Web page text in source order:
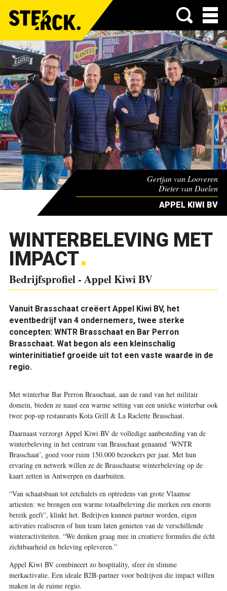
Menu
Gertjan van Looveren
Dieter van Daelen
Tijs Baum
Tom Vercammen
APPEL KIWI BV
WINTERBELEVING MET
IMPACT
Bedrijfsprofiel - Appel Kiwi BV
Vanuit Brasschaat creëert Appel Kiwi BV, het
eventbedrijf van 4 ondernemers, twee sterke
concepten: WNTR Brasschaat en Bar Perron
Brasschaat. Wat begon als een kleinschalig
winterinitiatief groeide uit tot een vaste waarde in de
regio.
Met winterbar Bar Perron Brasschaat, aan de rand van het militair
domein, bieden ze naast een warme setting van een unieke winterbar ook
twee pop-up restaurants Kota Grill & La Raclette Brasschaat.
Daarnaast verzorgt Appel Kiwi BV de volledige aanbesteding van de
winterbeleving in het centrum van Brasschaat genaamd ‘WNTR
Brasschaat’, goed voor ruim 150.000 bezoekers per jaar. Met hun
ervaring en netwerk willen ze de Brasschaatse winterbeleving op de
kaart zetten in Antwerpen en daarbuiten.
“Van schaatsbaan tot eetchalets en optredens van grote Vlaamse
artiesten: we brengen een warme totaalbeleving die merken een enorm
bereik geeft”, klinkt het. Bedrijven kunnen partner worden, eigen
activaties realiseren of hun team laten genieten van de verschillende
winteractiviteiten. “We denken graag mee in creatieve formules die écht
zichtbaarheid en beleving opleveren.”
Appel Kiwi BV combineert zo hospitality, sfeer én slimme
merkactivatie. Een ideale B2B-partner voor bedrijven die impact willen
maken in de ruime regio.